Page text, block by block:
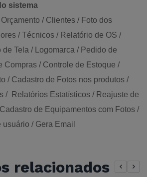
sistema
/ Clientes / Foto dos
/ Técnicos / Relatório de OS /
Tela / Logomarca / Pedido de
Compras / Controle de Estoque /
/ Cadastro de Fotos nos produtos /
/ Relatórios Estatísticos / Reajuste de
de Equipamentos com Fotos /
/ Gera Email
relacionados